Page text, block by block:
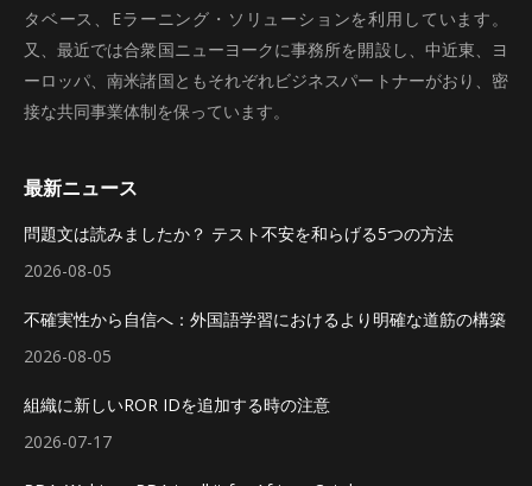
タベース、Eラーニング・ソリューションを利用しています。
又、最近では合衆国ニューヨークに事務所を開設し、中近東、ヨ
ーロッパ、南米諸国ともそれぞれビジネスパートナーがおり、密
接な共同事業体制を保っています。
最新ニュース
問題文は読みましたか？ テスト不安を和らげる5つの方法
2026-08-05
不確実性から自信へ：外国語学習におけるより明確な道筋の構築
2026-08-05
組織に新しいROR IDを追加する時の注意
2026-07-17